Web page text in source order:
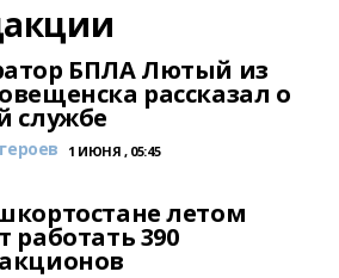
БПЛА Лютый из
рассказал о
службе
1 ИЮНЯ , 05:45
летом
работать 390